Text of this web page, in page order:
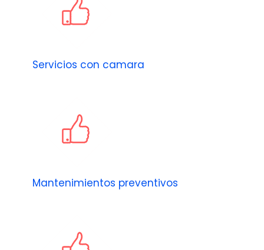
Servicios con camara
Mantenimientos preventivos